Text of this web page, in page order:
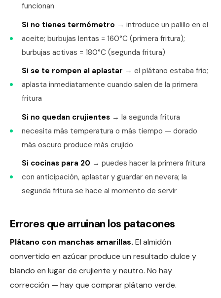
funcionan
Si no tienes termómetro → introduce un palillo en el
aceite; burbujas lentas = 160°C (primera fritura);
burbujas activas = 180°C (segunda fritura)
Si se te rompen al aplastar → el plátano estaba frío;
aplasta inmediatamente cuando salen de la primera
fritura
Si no quedan crujientes → la segunda fritura
necesita más temperatura o más tiempo — dorado
más oscuro produce más crujido
Si cocinas para 20 → puedes hacer la primera fritura
con anticipación, aplastar y guardar en nevera; la
segunda fritura se hace al momento de servir
Errores que arruinan los patacones
Plátano con manchas amarillas. El almidón
convertido en azúcar produce un resultado dulce y
blando en lugar de crujiente y neutro. No hay
corrección — hay que comprar plátano verde.